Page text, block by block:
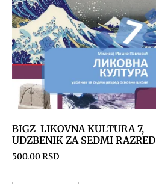
BIGZ LIKOVNA KULTURA 7,
UDZBENIK ZA SEDMI RAZRED
500.00RSD